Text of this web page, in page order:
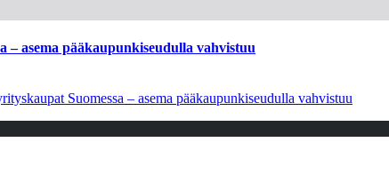
– asema pääkaupunkiseudulla vahvistuu
Suomessa – asema pääkaupunkiseudulla vahvistuu